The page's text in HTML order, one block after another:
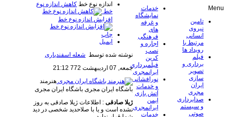
اندازه نوع خط کاهش اندازه نوع
خط
افزایش اندازه نوع خط
چاپ
ایمیل
نوشته شده توسط شعله اسفندیاری
جمعه, 07 ارديبهشت 772 21:12
هنرمند
باشگاه ایران مجری باشگاه ایران مجری
ژیلا صادقی: اطلاعات ژیلا صادقی به روز
نشده است و یا با صلاحدید شخصی در دید
خدمات
نمایشگاه
و غرفه
های
فرهنگی
اجاره و
نصب
کرین
فیلمبرداری
ایرانمجری
نورافشانی
و خدمات
آتش بازی
ایمن
ایرانمجری
خدمات
Menu
تامین
نیروی
انسانی
مرتبط با
رویداد ها
فیلم
برداری و
تصویر
سازی
ایران
مجری
صدابرداری
و سیستم
صوتی